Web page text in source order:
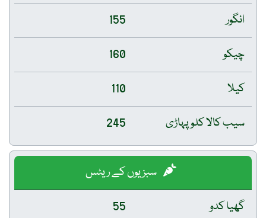
انگور
155
چیکو
160
کیلا
110
سیب کالا کلو پہاڑی
245
سبزیوں کے ریٹس
گھیا کدو
55